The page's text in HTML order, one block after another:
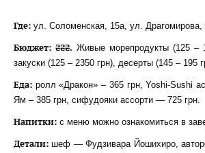
Где: ул. Соломенская, 15а, ул. Драгомирова,
Бюджет: ₴₴₴. Живые морепродукты (125 –
закуски (125 – 2350 грн), десерты (145 – 195
Еда: ролл «Дракон» – 365 грн, Yoshi-Sushi
Ям – 385 грн, сифудояки ассорти — 725 грн.
Напитки: с меню можно ознакомиться в
Детали: шеф — Фудзивара Йошихиро,